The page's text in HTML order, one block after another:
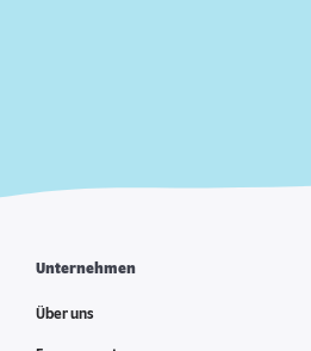
Unternehmen
Über uns